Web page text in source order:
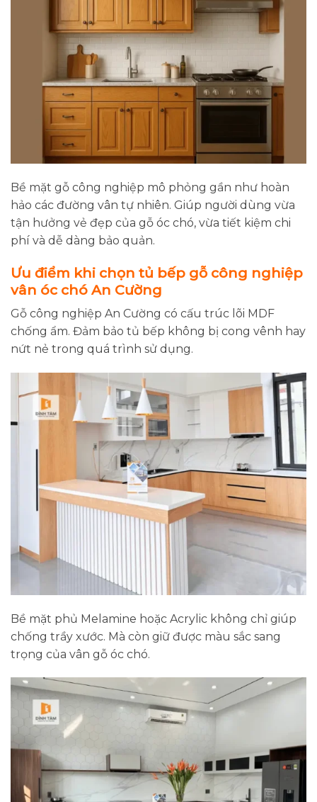
Bề mặt gỗ công nghiệp mô phỏng gần như hoàn
hảo các đường vân tự nhiên. Giúp người dùng vừa
tận hưởng vẻ đẹp của gỗ óc chó, vừa tiết kiệm chi
phí và dễ dàng bảo quản.
Ưu điểm khi chọn tủ bếp gỗ công nghiệp
vân óc chó An Cường
Gỗ công nghiệp An Cường có cấu trúc lõi MDF
chống ẩm. Đảm bảo tủ bếp không bị cong vênh hay
nứt nẻ trong quá trình sử dụng.
Bề mặt phủ Melamine hoặc Acrylic không chỉ giúp
chống trầy xước. Mà còn giữ được màu sắc sang
trọng của vân gỗ óc chó.